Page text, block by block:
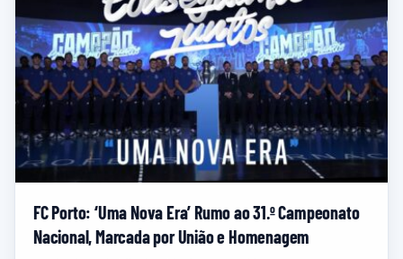
FC Porto: ‘Uma Nova Era’ Rumo ao 31.º Campeonato
Nacional, Marcada por União e Homenagem